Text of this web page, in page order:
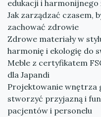
edukacji i harmonijnego
Jak zarządzać czasem,
zachować zdrowie
Zdrowe materiały w
harmonię i ekologię do
Meble z certyfikatem
dla Japandi
Projektowanie wnętrza
stworzyć przyjazną i
pacjentów i personelu